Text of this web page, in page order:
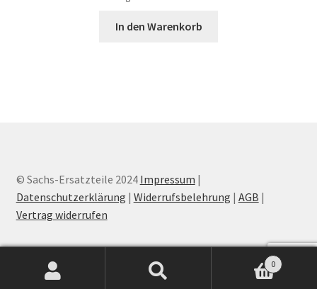
In den Warenkorb
© Sachs-Ersatzteile 2024 Impressum |
Datenschutzerklärung | Widerrufsbelehrung | AGB |
Vertrag widerrufen
0